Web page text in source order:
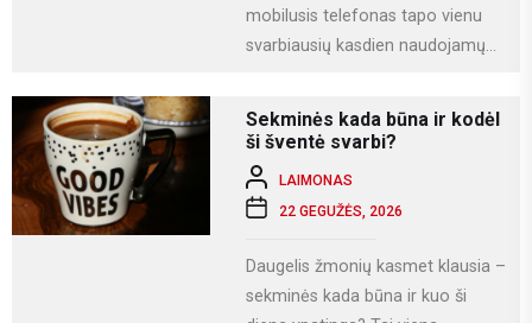
mobilusis telefonas tapo vienu
svarbiausių kasdien naudojamų
naudojamės socialiniais...
Sekminės kada būna ir kodėl
ši šventė svarbi?
LAIMONAS
22 GEGUŽĖS, 2026
Daugelis žmonių kasmet klausia –
sekminės kada būna ir kuo ši